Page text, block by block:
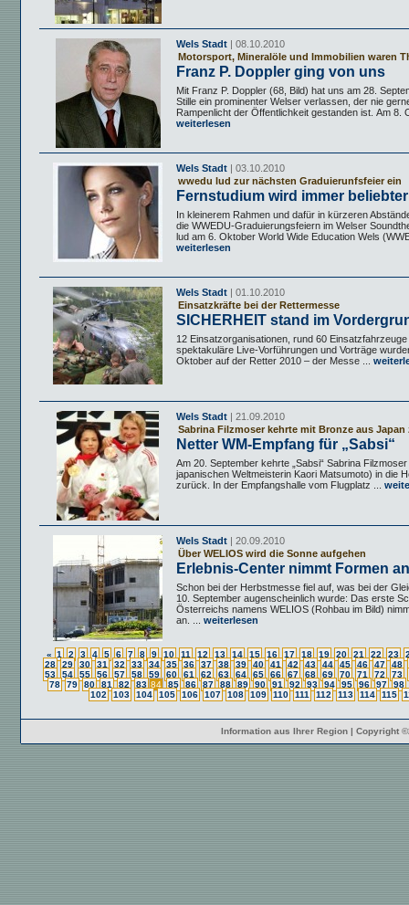
Wels Stadt | 08.10.2010
Motorsport, Mineralöle und Immobilien waren
Franz P. Doppler ging von uns
Mit Franz P. Doppler (68, Bild) hat uns am 28.
Stille ein prominenter Welser verlassen, der nie
Rampenlicht der Öffentlichkeit gestanden ist. Am 8.
weiterlesen
Wels Stadt | 03.10.2010
wwedu lud zur nächsten Graduierunfsfeier ein
Fernstudium wird immer beliebter
In kleinerem Rahmen und dafür in kürzeren
die WWEDU-Graduierungsfeiern im Welser
lud am 6. Oktober World Wide Education Wels
weiterlesen
Wels Stadt | 01.10.2010
Einsatzkräfte bei der Rettermesse
SICHERHEIT stand im
12 Einsatzorganisationen, rund 60
spektakuläre Live-Vorführungen und Vorträge
Oktober auf der Retter 2010 – der Messe ...
Wels Stadt | 21.09.2010
Sabrina Filzmoser kehrte mit Bronze aus Japan
Netter WM-Empfang für „Sabsi“
Am 20. September kehrte „Sabsi“ Sabrina
japanischen Weltmeisterin Kaori Matsumoto) in die
zurück. In der Empfangshalle vom Flugplatz ...
Wels Stadt | 20.09.2010
Über WELIOS wird die Sonne aufgehen
Erlebnis-Center nimmt Formen
Schon bei der Herbstmesse fiel auf, was bei der
10. September augenscheinlich wurde: Das erste
Österreichs namens WELIOS (Rohbau im Bild)
an. ...
weiterlesen
« 1 2 3 4 5 6 7 8 9 10 11 12 13 14 15 16 17 18 19 20 21 22 23
28
29 30 31 32 33 34 35 36 37 38 39 40 41 42 43 44 45 46 47
48
53
54 55 56 57 58 59 60 61 62 63 64 65 66 67 68 69 70 71 72
73
78
79 80 81 82 83 84 85 86 87 88 89 90 91 92 93 94 95 96 97
98
102
103 104 105 106 107 108 109 110 111 112 113 114 115
Information aus Ihrer Region | Copyright